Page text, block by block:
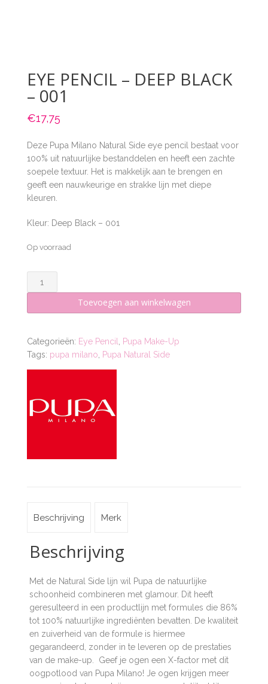
EYE PENCIL – DEEP BLACK
– 001
€17,75
Deze Pupa Milano Natural Side eye pencil bestaat voor
100% uit natuurlijke bestanddelen en heeft een zachte
soepele textuur. Het is makkelijk aan te brengen en
geeft een nauwkeurige en strakke lijn met diepe
kleuren.
Kleur: Deep Black – 001
Op voorraad
PENCIL
-
001
aantal
Toevoegen aan winkelwagen
Categorieën: Eye Pencil
Pupa Make-Up
Tags: pupa milano Pupa Natural Side
Beschrijving Merk
Beschrijving
Met de Natural Side lijn wil Pupa de natuurlijke
schoonheid combineren met glamour. Dit heeft
geresulteerd in een productlijn met formules die 86%
tot 100% natuurlijke ingrediënten bevatten. De kwaliteit
en zuiverheid van de formule is hiermee
gegarandeerd, zonder in te leveren op de prestaties
van de make-up. Geef je ogen een X-factor met dit
oogpotlood van Pupa Milano! Je ogen krijgen meer